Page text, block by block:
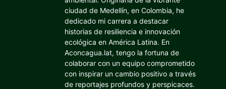
ciudad de Medellín, en Colombia, he
dedicado mi carrera a destacar
historias de resiliencia e innovación
ecológica en América Latina. En
Aconcagua.lat, tengo la fortuna de
colaborar con un equipo comprometido
con inspirar un cambio positivo a través
de reportajes profundos y perspicaces.